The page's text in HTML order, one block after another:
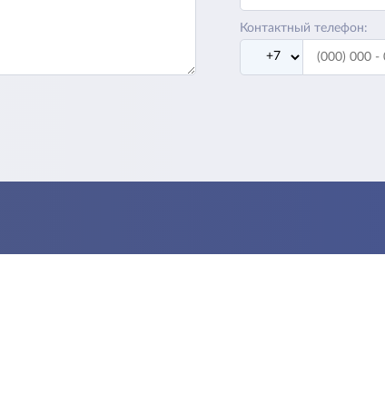
Контактный телефон: